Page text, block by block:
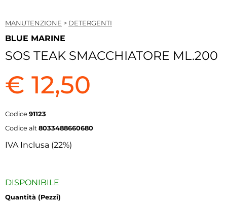
MANUTENZIONE > DETERGENTI
BLUE MARINE
SOS TEAK SMACCHIATORE ML.200
€ 12,50
Codice 91123
Codice alt 8033488660680
IVA Inclusa (22%)
DISPONIBILE
Quantità (Pezzi)